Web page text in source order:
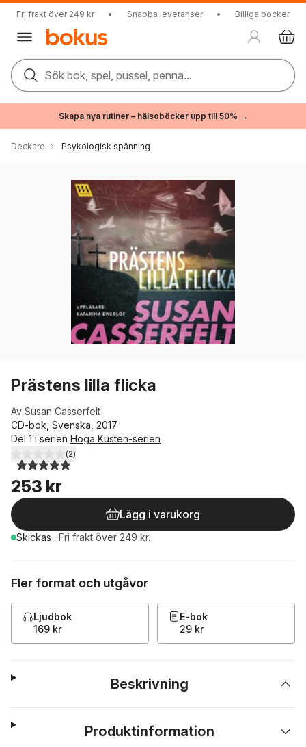
Fri frakt över 249 kr • Snabba leveranser • Billiga böcker
Sök bok, spel, pussel, penna...
Skapa nya rutiner – hälsoböcker upp till 50% →
Deckare Psykologisk spänning
Prästens lilla flicka
Av Susan Casserfelt
CD-bok, Svenska, 2017
Del 1 i serien Höga Kusten-serien
5,0utav 5 stjärnor. Totalt antal röster:
(2)
253 kr
Lägg i varukorg
Skickas . Fri frakt över 249 kr.
Fler format och utgåvor
Ljudbok
169 kr
E-bok
29 kr
Beskrivning
Produktinformation